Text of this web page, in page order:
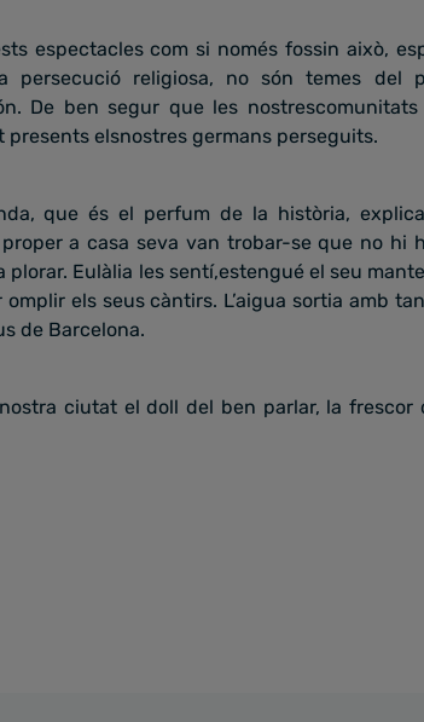
espectacles com si només fossin això,
persecució religiosa, no són temes del
De ben segur que les
elsnostres germans perseguits.
que és el perfum de la història,
a casa seva van trobar-se que no hi
plorar. Eulàlia les sentí,estengué el seu
els seus càntirs. L’aigua sortia amb
de Barcelona.
ciutat el doll del ben parlar, la